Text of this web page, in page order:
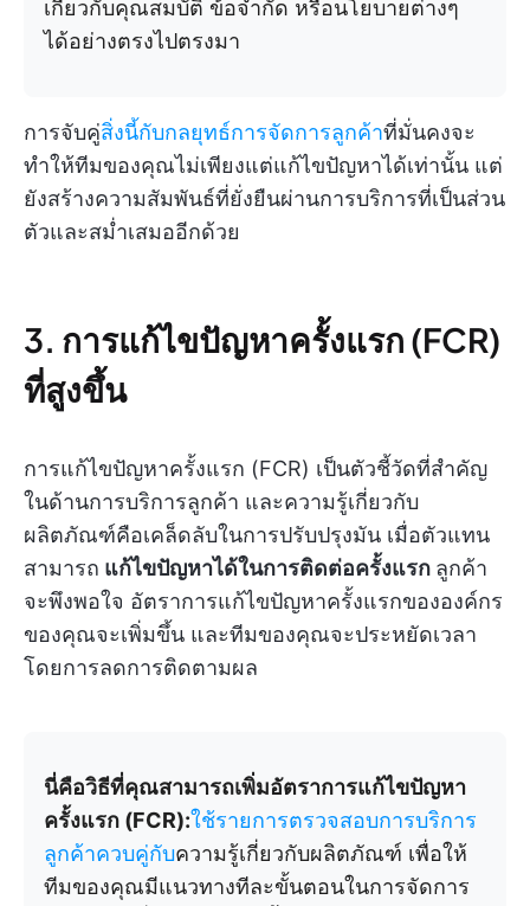
เกี่ยวกับคุณสมบัติ ข้อจำกัด หรือนโยบายต่างๆ
ได้อย่างตรงไปตรงมา
การจับคู่สิ่งนี้กับกลยุทธ์การจัดการลูกค้าที่มั่นคงจะ
ทำให้ทีมของคุณไม่เพียงแต่แก้ไขปัญหาได้เท่านั้น แต่
ยังสร้างความสัมพันธ์ที่ยั่งยืนผ่านการบริการที่เป็นส่วน
ตัวและสม่ำเสมออีกด้วย
3. การแก้ไขปัญหาครั้งแรก (FCR)
ที่สูงขึ้น
การแก้ไขปัญหาครั้งแรก (FCR) เป็นตัวชี้วัดที่สำคัญ
ในด้านการบริการลูกค้า และความรู้เกี่ยวกับ
ผลิตภัณฑ์คือเคล็ดลับในการปรับปรุงมัน เมื่อตัวแทน
สามารถ แก้ไขปัญหาได้ในการติดต่อครั้งแรก ลูกค้า
จะพึงพอใจ อัตราการแก้ไขปัญหาครั้งแรกขององค์กร
ของคุณจะเพิ่มขึ้น และทีมของคุณจะประหยัดเวลา
โดยการลดการติดตามผล
นี่คือวิธีที่คุณสามารถเพิ่มอัตราการแก้ไขปัญหา
ครั้งแรก (FCR):ใช้รายการตรวจสอบการบริการ
ลูกค้าควบคู่กับความรู้เกี่ยวกับผลิตภัณฑ์ เพื่อให้
ทีมของคุณมีแนวทางทีละขั้นตอนในการจัดการ